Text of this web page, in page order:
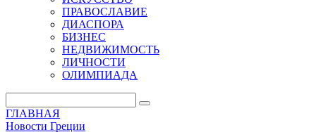
ПРАВОСЛАВИЕ
ДИАСПОРА
БИЗНЕС
НЕДВИЖИМОСТЬ
ЛИЧНОСТИ
ОЛИМПИАДА
ГЛАВНАЯ
Новости Греции